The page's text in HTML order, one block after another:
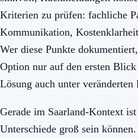
Kriterien zu prüfen: fachliche
Kommunikation,
Wer diese Punkte
Option nur auf den ersten
Lösung auch unter
Gerade im Saarland-Kontext
Unterschiede groß sein